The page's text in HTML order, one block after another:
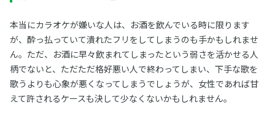
本当にカラオケが嫌いな人は、お酒を飲んでいる時に限ります
が、酔っ払っていて潰れたフリをしてしまうのも手かもしれませ
ん。ただ、お酒に早々飲まれてしまったという弱さを活かせる人
柄でないと、ただただ格好悪い人で終わってしまい、下手な歌を
歌うよりも心象が悪くなってしまうでしょうが、女性であれば甘
えて許されるケースも決して少なくないかもしれません。